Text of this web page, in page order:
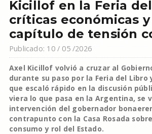
Kicillof en la Feria
críticas económicas
capítulo de tensión
Publicado: 10 / 05 /2026
Axel Kicillof volvió a cruzar al
durante su paso por la Feria del Libro
que escaló rápido en la discusión
viera lo que pasa en la Argentina, se
intervención del gobernador
contrapunto con la Casa Rosada
consumo y rol del Estado.